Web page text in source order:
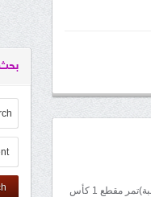
المقادير: 4 بيضات 1 كاس (عنبة) سكر 1/2 كاس (عنبة) زيت 1 كأس (عنبة)تمر مقطع 1 كأس